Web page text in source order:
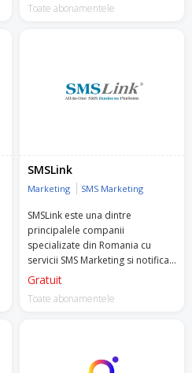
Toate abonamentele
SMSLink
Marketing SMS Marketing
SMSLink este una dintre
principalele companii
specializate din Romania cu
servicii SMS Marketing si notificari
operationale, activa pe piata
Gratuit
Toate abonamentele